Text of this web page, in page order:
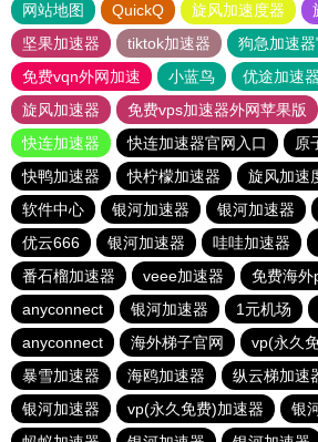
网站地图 QuickQ 旋风加速度器
坚果加速器
tiktok加速器
狗急加速
免费vqn外网加速
小蓝鸟 优途加速
旋风加速器
免费vps加速器外网苹果版
快连加速器
快连加速器官网入口
原
快鸭加速器
快柠檬加速器 旋风加速
软件中心
银河加速器 银河加速器
优云666
银河加速器 哇哇加速器
番石榴加速器
veee加速器
免费海外
anyconnect
银河加速器 1元机场
anyconnect
海外梯子官网
vp(永久
暴雪加速器
海鸥加速器 纵云梯加速
银河加速器
vp(永久免费)加速器
银